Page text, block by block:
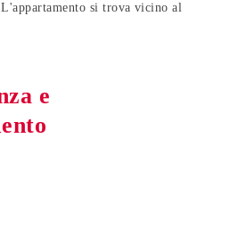
si trova vicino al
e